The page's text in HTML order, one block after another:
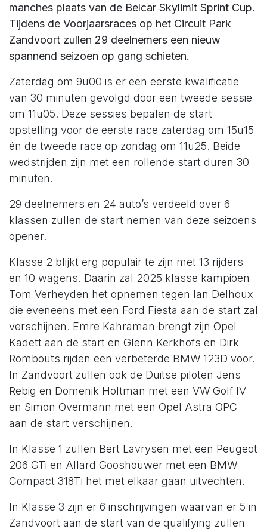
manches plaats van de Belcar Skylimit Sprint Cup.
Tijdens de Voorjaarsraces op het Circuit Park
Zandvoort zullen 29 deelnemers een nieuw
spannend seizoen op gang schieten.
Zaterdag om 9u00 is er een eerste kwalificatie
van 30 minuten gevolgd door een tweede sessie
om 11u05. Deze sessies bepalen de start
opstelling voor de eerste race zaterdag om 15u15
én de tweede race op zondag om 11u25. Beide
wedstrijden zijn met een rollende start duren 30
minuten.
29 deelnemers en 24 auto’s verdeeld over 6
klassen zullen de start nemen van deze seizoens
opener.
Klasse 2 blijkt erg populair te zijn met 13 rijders
en 10 wagens. Daarin zal 2025 klasse kampioen
Tom Verheyden het opnemen tegen Ian Delhoux
die eveneens met een Ford Fiesta aan de start zal
verschijnen. Emre Kahraman brengt zijn Opel
Kadett aan de start en Glenn Kerkhofs en Dirk
Rombouts rijden een verbeterde BMW 123D voor.
In Zandvoort zullen ook de Duitse piloten Jens
Rebig en Domenik Holtman met een VW Golf IV
en Simon Overmann met een Opel Astra OPC
aan de start verschijnen.
In Klasse 1 zullen Bert Lavrysen met een Peugeot
206 GTi en Allard Gooshouwer met een BMW
Compact 318Ti het met elkaar gaan uitvechten.
In Klasse 3 zijn er 6 inschrijvingen waarvan er 5 in
Zandvoort aan de start van de qualifying zullen